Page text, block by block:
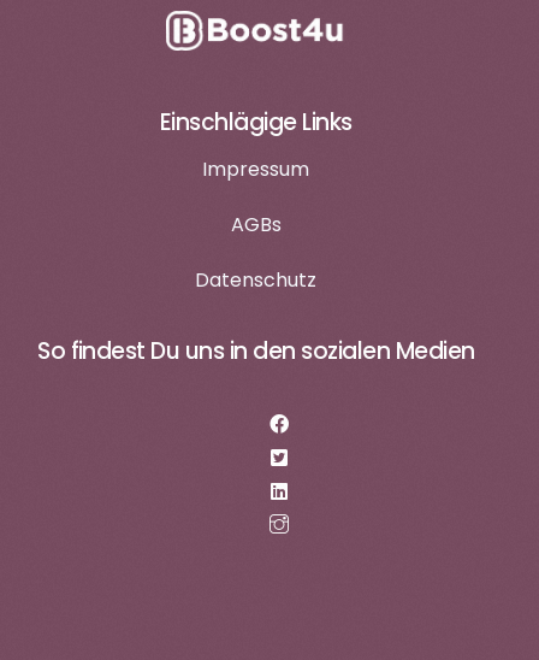
Einschlägige Links
Impressum
AGBs
Datenschutz
So findest Du uns in den sozialen Medien